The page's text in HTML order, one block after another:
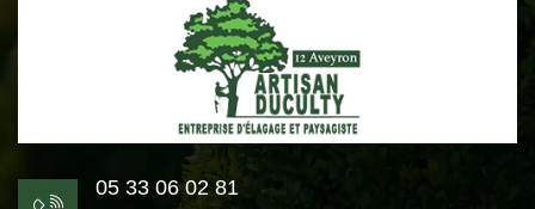
05 33 06 02 81